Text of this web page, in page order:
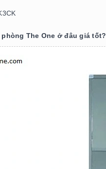
phòng The One ở đâu giá tốt?